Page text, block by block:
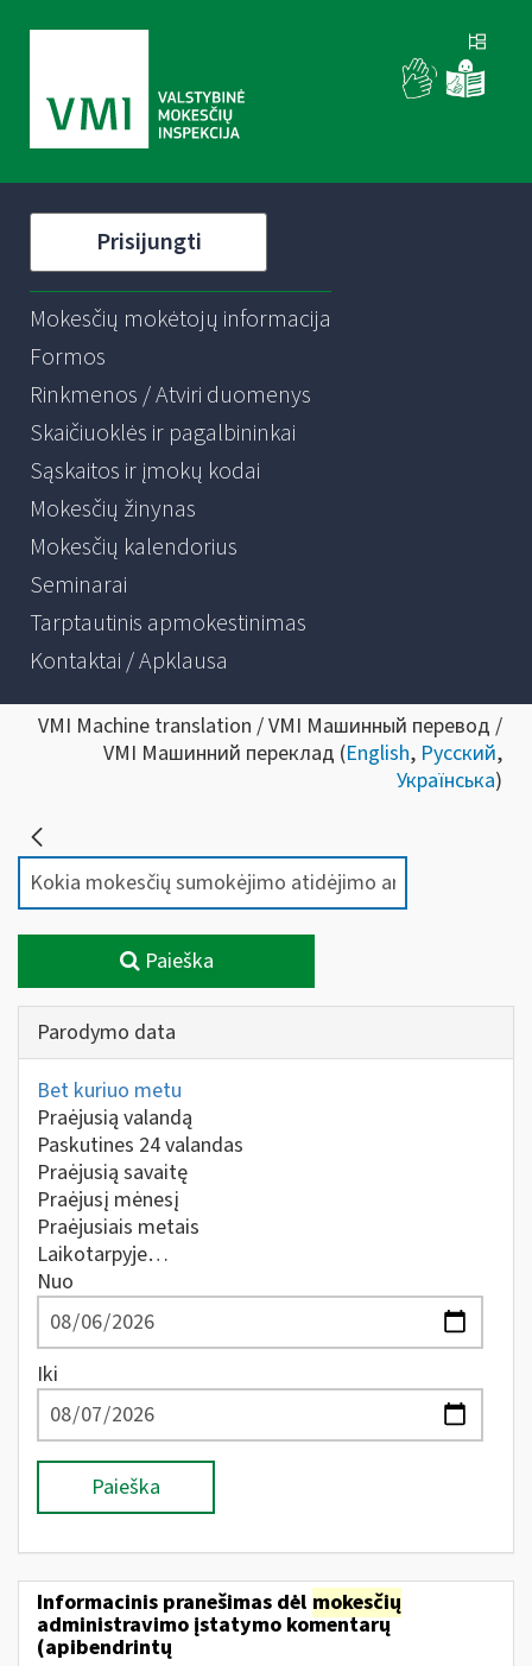
Prisijungti
Mokesčių mokėtojų informacija
Formos
Rinkmenos / Atviri duomenys
Skaičiuoklės ir pagalbininkai
Sąskaitos ir įmokų kodai
Mokesčių žinynas
Mokesčių kalendorius
Seminarai
Tarptautinis apmokestinimas
Kontaktai / Apklausa
VMI Machine translation / VMI Машинный перевод /
VMI Машинний переклад (English, Русский,
Українська)
Paieška
Parodymo data
Bet kuriuo metu
Praėjusią valandą
Paskutines 24 valandas
Praėjusią savaitę
Praėjusį mėnesį
Praėjusiais metais
Laikotarpyje…
Nuo
Iki
Paieška
Informacinis pranešimas dėl mokesčių
administravimo įstatymo komentarų
(apibendrintų